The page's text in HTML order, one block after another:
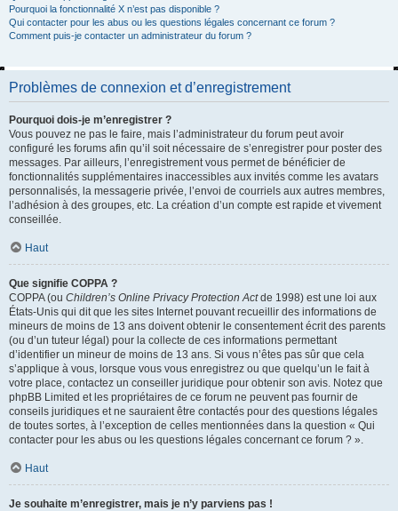
Pourquoi la fonctionnalité X n’est pas disponible ?
Qui contacter pour les abus ou les questions légales concernant ce forum ?
Comment puis-je contacter un administrateur du forum ?
Problèmes de connexion et d’enregistrement
Pourquoi dois-je m’enregistrer ?
Vous pouvez ne pas le faire, mais l’administrateur du forum peut avoir
configuré les forums afin qu’il soit nécessaire de s’enregistrer pour poster des
messages. Par ailleurs, l’enregistrement vous permet de bénéficier de
fonctionnalités supplémentaires inaccessibles aux invités comme les avatars
personnalisés, la messagerie privée, l’envoi de courriels aux autres membres,
l’adhésion à des groupes, etc. La création d’un compte est rapide et vivement
conseillée.
Haut
Que signifie COPPA ?
COPPA (ou Children’s Online Privacy Protection Actde 1998) est une loi aux
États-Unis qui dit que les sites Internet pouvant recueillir des informations de
mineurs de moins de 13 ans doivent obtenir le consentement écrit des parents
(ou d’un tuteur légal) pour la collecte de ces informations permettant
d’identifier un mineur de moins de 13 ans. Si vous n’êtes pas sûr que cela
s’applique à vous, lorsque vous vous enregistrez ou que quelqu’un le fait à
votre place, contactez un conseiller juridique pour obtenir son avis. Notez que
phpBB Limited et les propriétaires de ce forum ne peuvent pas fournir de
conseils juridiques et ne sauraient être contactés pour des questions légales
de toutes sortes, à l’exception de celles mentionnées dans la question « Qui
contacter pour les abus ou les questions légales concernant ce forum ? ».
Haut
Je souhaite m’enregistrer, mais je n’y parviens pas !